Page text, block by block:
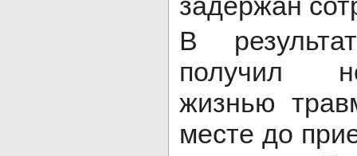
В
получил
жизнью
месте до